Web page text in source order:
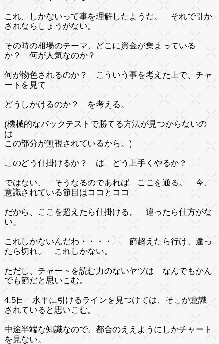
これ、しかないって事を理解したようだ。 それで引か
されならしょうがない。
その時の相場のテーマ、どこに資金が集まっている
か？ 何が人気なのか？
何が物色されるのか？ こういう事を考えた上で、チャ
ートを見て
どうしかけるのか？ を考える。
(機械的なバックテストで勝てる方法が見つからないの
は
この部分が無視されているから。)
このどう仕掛けるか？ は どう上手くやるか？
ではない、 そうなるのであれば、ここを通る。 今、
意識されている節目はココとココ
だから、ここを超えたら仕掛ける。 違ったら仕方がな
い。
これしかないんだわ・・・・ 節超えたら行け、違っ
たら切れ。 これしかない。
ただし、チャートを読む力のないヤツは なんでもかん
でも節だと思いこむ。
4.5日 水平に引けるラインを見つけては、そこが意識
されていると思いこむ。
中途半端な知識なので、都合のええようにしかチャート
を見ない。